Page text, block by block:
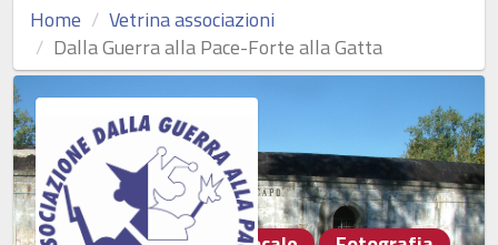
Home
Vetrina associazioni
Dalla Guerra alla Pace-Forte alla Gatta